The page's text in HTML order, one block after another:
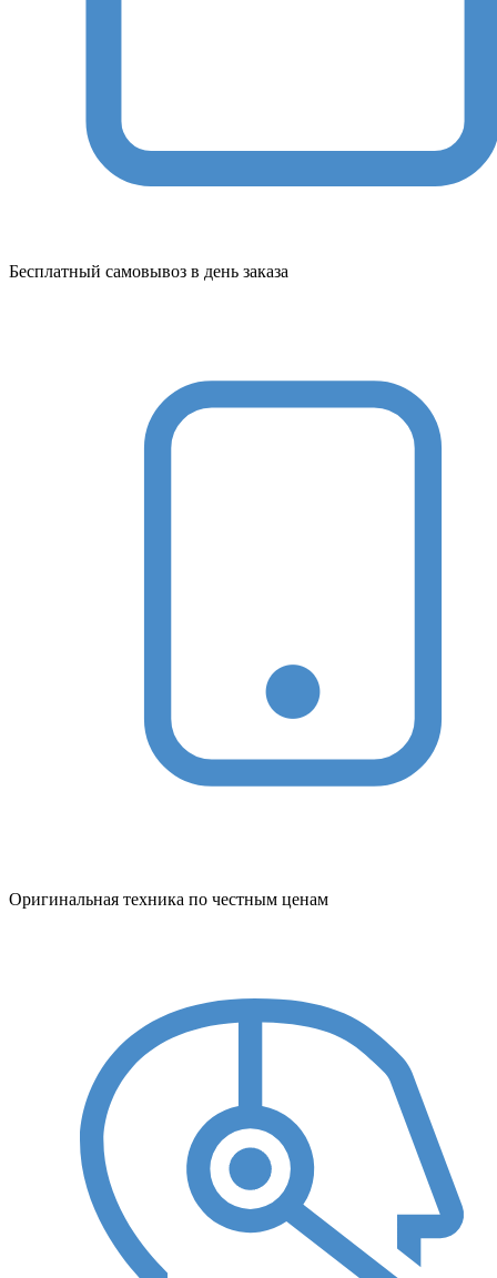
Бесплатный самовывоз в день заказа
Оригинальная техника по честным ценам